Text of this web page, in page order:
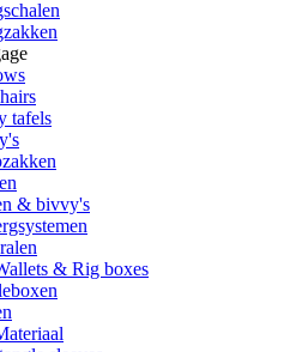
tafels
& bivvy's
& Rig boxes